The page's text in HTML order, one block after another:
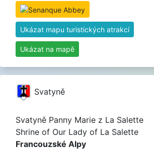
Ukázat mapu turistických atrakcí
Ukázat na mapě
Svatyně
Svatyně Panny Marie z La Salette
Shrine of Our Lady of La Salette
Francouzské Alpy